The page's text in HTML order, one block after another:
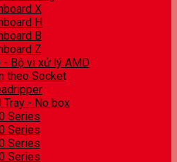
X
H
B
Z
- Bộ vi xử lý AMD
theo Socket
Tray - No box
Series
Series
Series
Series